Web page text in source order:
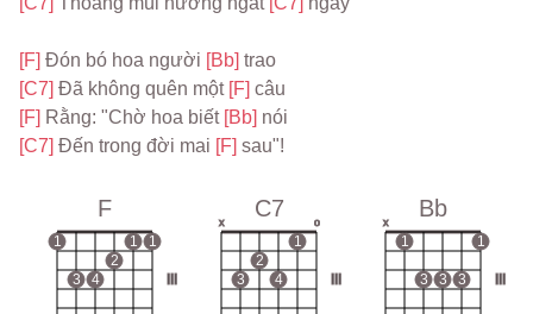
[F] Đón bó hoa người [Bb] trao
[C7] Đã không quên một [F] câu
[F] Rằng: "Chờ hoa biết [Bb] nói
[C7] Đến trong đời mai [F] sau"!
F
1
3 4
2
1 1
C7
x
3
2
4
1
o
Bb
x
1
3 3 3
1